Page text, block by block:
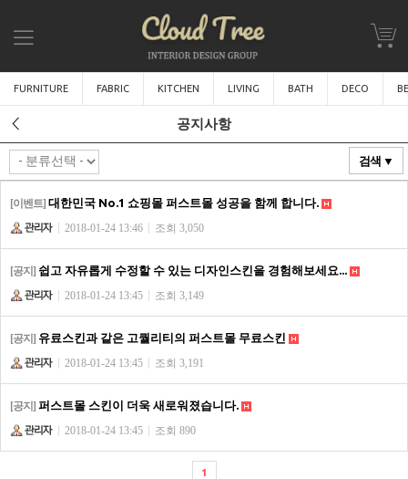
FURNITURE FABRIC KITCHEN LIVING BATH DECO
공지사항
검색 ▼
[이벤트] 대한민국 No.1 쇼핑몰 퍼스트몰 성공을 함께 합니다.
2018-01-24 13:46
조회 3,050
[공지] 쉽고 자유롭게 수정할 수 있는 디자인스킨을 경험해보세요...
2018-01-24 13:45
조회 3,149
[공지] 유료스킨과 같은 고퀄리티의 퍼스트몰 무료스킨
2018-01-24 13:45
조회 3,191
[공지] 퍼스트몰 스킨이 더욱 새로워졌습니다.
2018-01-24 13:45
조회 890
1